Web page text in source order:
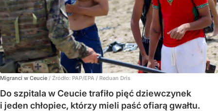
Migranci w Ceucie / Źródło: PAP/EPA / Reduan Dris
Do szpitala w Ceucie trafiło pięć dziewczynek
i jeden chłopiec, którzy mieli paść ofiarą gwałtu.